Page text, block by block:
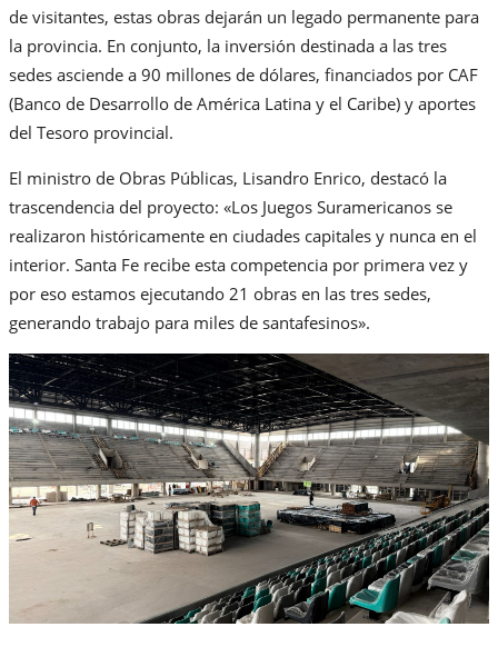
de visitantes, estas obras dejarán un legado permanente para
la provincia. En conjunto, la inversión destinada a las tres
sedes asciende a 90 millones de dólares, financiados por CAF
(Banco de Desarrollo de América Latina y el Caribe) y aportes
del Tesoro provincial.
El ministro de Obras Públicas, Lisandro Enrico, destacó la
trascendencia del proyecto: «Los Juegos Suramericanos se
realizaron históricamente en ciudades capitales y nunca en el
interior. Santa Fe recibe esta competencia por primera vez y
por eso estamos ejecutando 21 obras en las tres sedes,
generando trabajo para miles de santafesinos».